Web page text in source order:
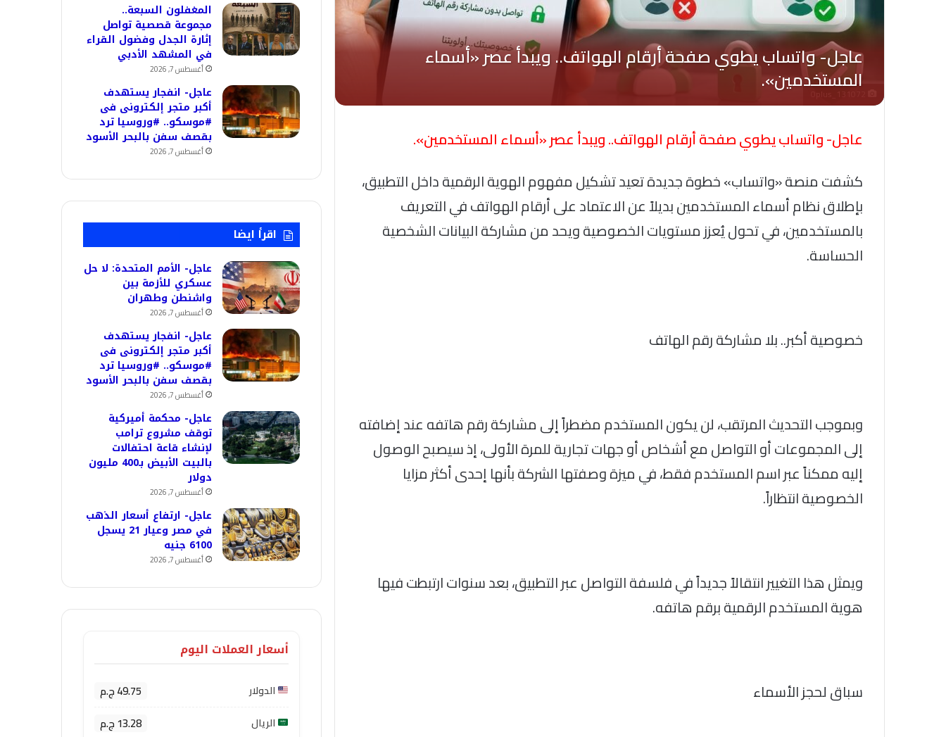
عاجل- واتساب يطوي صفحة أرقام الهواتف.. ويبدأ عصر «أسماء المستخدمين».
كشفت منصة «واتساب» خطوة جديدة تعيد تشكيل مفهوم الهوية الرقمية داخل التطبيق،
بإطلاق نظام أسماء المستخدمين بديلاً عن الاعتماد على أرقام الهواتف في التعريف
بالمستخدمين، في تحول يُعزز مستويات الخصوصية ويحد من مشاركة البيانات الشخصية
الحساسة.
خصوصية أكبر.. بلا مشاركة رقم الهاتف
وبموجب التحديث المرتقب، لن يكون المستخدم مضطراً إلى مشاركة رقم هاتفه عند إضافته
إلى المجموعات أو التواصل مع أشخاص أو جهات تجارية للمرة الأولى، إذ سيصبح الوصول
إليه ممكناً عبر اسم المستخدم فقط، في ميزة وصفتها الشركة بأنها إحدى أكثر مزايا
الخصوصية انتظاراً.
ويمثل هذا التغيير انتقالاً جديداً في فلسفة التواصل عبر التطبيق، بعد سنوات ارتبطت فيها
هوية المستخدم الرقمية برقم هاتفه.
سباق لحجز الأسماء
المغفلون السبعة..
مجموعة قصصية تواصل
إثارة الجدل وفضول القراء
في المشهد الأدبي
أغسطس 7, 2026
عاجل- انفجار يستهدف
أكبر متجر إلكترونى فى
#موسكو.. #وروسيا ترد
بقصف سفن بالبحر الأسود
أغسطس 7, 2026
اقرأ ايضا
عاجل- الأمم المتحدة: لا حل
عسكري للأزمة بين
واشنطن وطهران
أغسطس 7, 2026
عاجل- انفجار يستهدف
أكبر متجر إلكترونى فى
#موسكو.. #وروسيا ترد
بقصف سفن بالبحر الأسود
أغسطس 7, 2026
عاجل- محكمة أميركية
توقف مشروع ترامب
لإنشاء قاعة احتفالات
بالبيت الأبيض بـ400 مليون
دولار
أغسطس 7, 2026
عاجل- ارتفاع أسعار الذهب
في مصر وعيار 21 يسجل
6100 جنيه
أغسطس 7, 2026
أسعار العملات اليوم
الدولار 49.75 ج.م
الريال 13.28 ج.م